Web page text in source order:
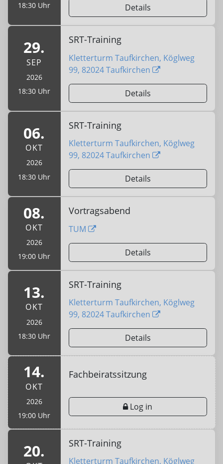
18:30 Uhr
Details
29.
SEP
2026
18:30 Uhr
SRT-Training
Kletterturm Taufkirchen, Köglweg
99, 82024 Taufkirchen
Details
06.
OKT
2026
18:30 Uhr
SRT-Training
Kletterturm Taufkirchen, Köglweg
99, 82024 Taufkirchen
Details
08.
OKT
2026
19:00 Uhr
Vortragsabend
TUM
Details
13.
OKT
2026
18:30 Uhr
SRT-Training
Kletterturm Taufkirchen, Köglweg
99, 82024 Taufkirchen
Details
14.
OKT
2026
19:00 Uhr
Fachbeiratssitzung
Log in
20. SRT-Training
Kletterturm Taufkirchen, Köglweg